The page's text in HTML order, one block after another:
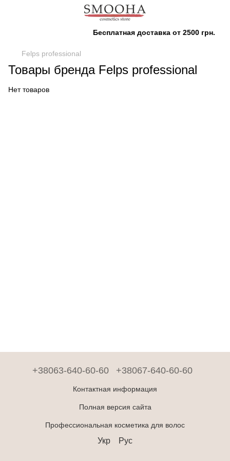
Бесплатная доставка от 2500 грн.
Felps professional
Товары бренда Felps professional
Нет товаров
+38063-640-60-60 +38067-640-60-60
Контактная информация
Полная версия сайта
Профессиональная косметика для волос
Укр Рус